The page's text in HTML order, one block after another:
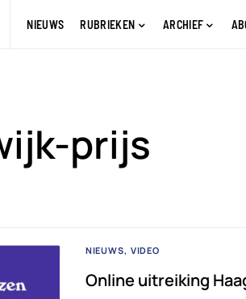
NIEUWS RUBRIEKEN ARCHIEF
prijs
NIEUWS VIDEO
Online uitreiking